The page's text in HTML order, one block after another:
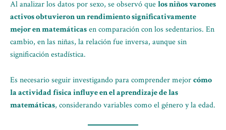
Al analizar los datos por sexo, se observó quelos niños varones
activos obtuvieron un rendimiento significativamente
mejor en matemáticasen comparación con los sedentarios. En
cambio, en las niñas, la relación fue inversa, aunque sin
significación estadística.
Es necesario seguir investigando para comprender mejorcómo
la actividad física influye en el aprendizaje de las
matemáticas, considerando variables como el género y la edad.